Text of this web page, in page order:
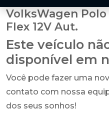
VolksWagen
Flex 12V Aut.
Este veículo
disponível em
Você pode fazer uma
contato com nossa
dos seus sonhos!